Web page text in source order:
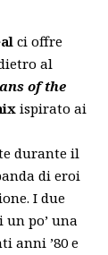
ci offre
al
of the
ispirato ai
durante il
di eroi
. I due
po’ una
anni ’80 e